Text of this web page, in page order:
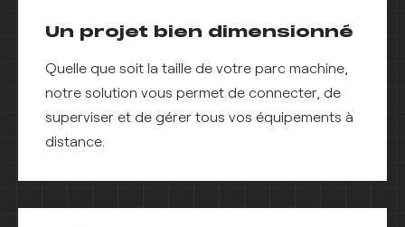
Un projet bien dimensionné
Quelle que soit la taille de votre parc machine,
notre solution vous permet de connecter, de
superviser et de gérer tous vos équipements à
distance.